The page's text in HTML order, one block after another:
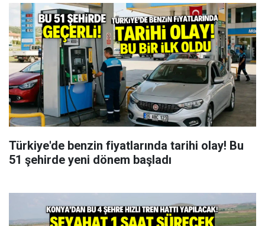
Türkiye'de benzin fiyatlarında tarihi olay! Bu
51 şehirde yeni dönem başladı